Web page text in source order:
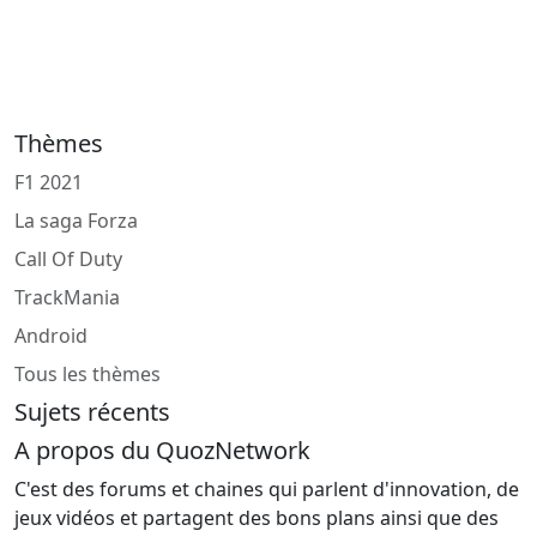
Thèmes
F1 2021
La saga Forza
Call Of Duty
TrackMania
Android
Tous les thèmes
Sujets récents
A propos du QuozNetwork
C'est des forums et chaines qui parlent d'innovation, de
jeux vidéos et partagent des bons plans ainsi que des